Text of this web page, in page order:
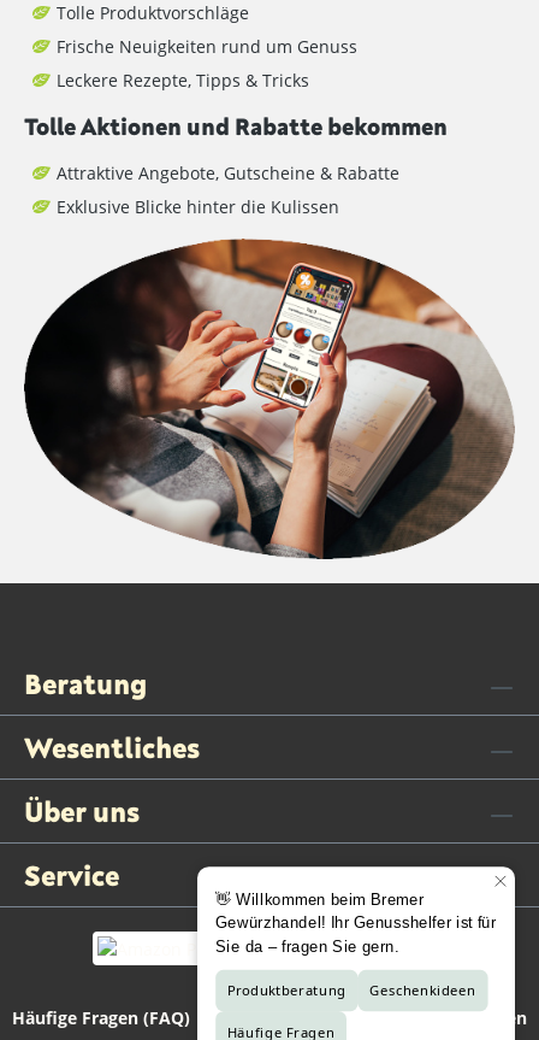
Tolle Produktvorschläge
Frische Neuigkeiten rund um Genuss
Leckere Rezepte, Tipps & Tricks
Tolle Aktionen und Rabatte bekommen
Attraktive Angebote, Gutscheine & Rabatte
Exklusive Blicke hinter die Kulissen
Beratung
Wesentliches
Über uns
Service
Häufige Fragen (FAQ) Kontaktformular Vertrag widerrufen